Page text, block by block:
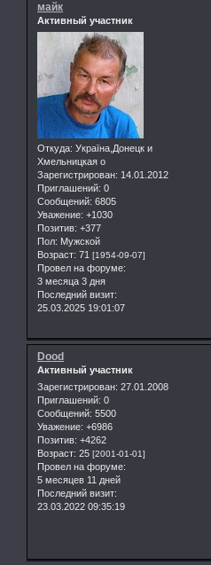
майк
Активный участник
Откуда: Україна,Донецк и
Хмельницкая о
Зарегистрирован: 14.01.2012
Приглашений: 0
Сообщений: 6805
Уважение: +1030
Позитив: +377
Пол: Мужской
Возраст: 71 [1954-09-07]
Провел на форуме:
3 месяца 3 дня
Последний визит:
25.03.2025 19:01:07
Dood
Активный участник
Зарегистрирован: 27.01.2008
Приглашений: 0
Сообщений: 5500
Уважение: +6986
Позитив: +4262
Возраст: 25 [2001-01-01]
Провел на форуме:
5 месяцев 11 дней
Последний визит:
23.03.2022 09:35:19